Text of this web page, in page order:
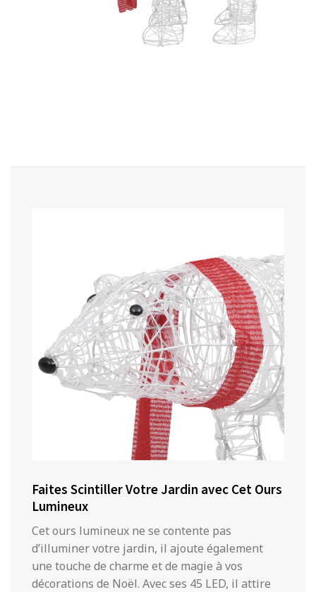
Faites Scintiller Votre Jardin avec Cet Ours
Lumineux
Cet ours lumineux ne se contente pas
d’illuminer votre jardin, il ajoute également
une touche de charme et de magie à vos
décorations de Noël. Avec ses 45 LED, il attire